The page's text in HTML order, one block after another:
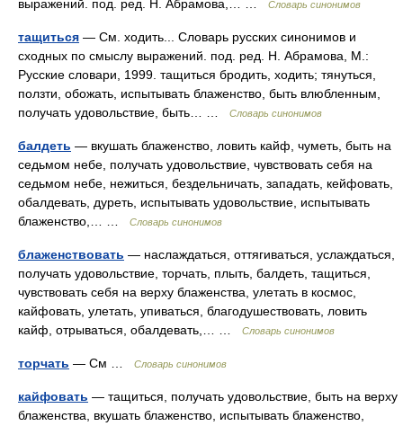
выражений. под. ред. Н. Абрамова,… …
Словарь синонимов
тащиться — См. ходить... Словарь русских синонимов и
сходных по смыслу выражений. под. ред. Н. Абрамова, М.:
Русские словари, 1999. тащиться бродить, ходить; тянуться,
ползти, обожать, испытывать блаженство, быть влюбленным,
получать удовольствие, быть… …
Словарь синонимов
балдеть — вкушать блаженство, ловить кайф, чуметь, быть на
седьмом небе, получать удовольствие, чувствовать себя на
седьмом небе, нежиться, бездельничать, западать, кейфовать,
обалдевать, дуреть, испытывать удовольствие, испытывать
блаженство,… …
Словарь синонимов
блаженствовать — наслаждаться, оттягиваться, услаждаться,
получать удовольствие, торчать, плыть, балдеть, тащиться,
чувствовать себя на верху блаженства, улетать в космос,
кайфовать, улетать, упиваться, благодушествовать, ловить
кайф, отрываться, обалдевать,… …
Словарь синонимов
торчать — См … Словарь синонимов
кайфовать — тащиться, получать удовольствие, быть на верху
блаженства, вкушать блаженство, испытывать блаженство,